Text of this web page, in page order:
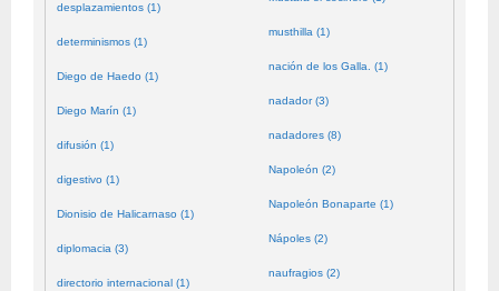
desplazamientos (1)
determinismos (1)
Diego de Haedo (1)
Diego Marín (1)
difusión (1)
digestivo (1)
Dionisio de Halicarnaso (1)
diplomacia (3)
directorio internacional (1)
musthilla (1)
nación de los Galla. (1)
nadador (3)
nadadores (8)
Napoleón (2)
Napoleón Bonaparte (1)
Nápoles (2)
naufragios (2)